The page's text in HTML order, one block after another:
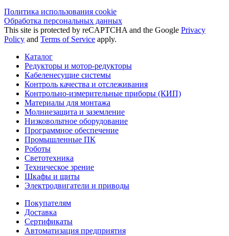
Политика использования сookie
Обработка персональных данных
This site is protected by reCAPTCHA and the Google Privacy
Policy and Terms of Service apply.
Каталог
Редукторы и мотор-редукторы
Кабеленесущие системы
Контроль качества и отслеживания
Контрольно-измерительные приборы (КИП)
Материалы для монтажа
Молниезащита и заземление
Низковольтное оборудование
Программное обеспечение
Промышленные ПК
Роботы
Светотехника
Техническое зрение
Шкафы и щиты
Электродвигатели и приводы
Покупателям
Доставка
Сертификаты
Автоматизация предприятия